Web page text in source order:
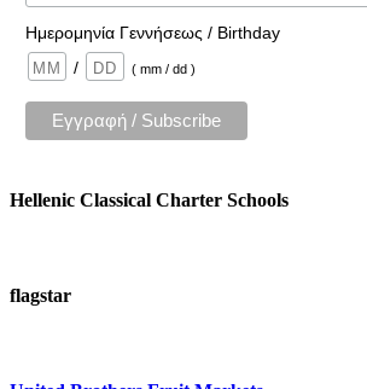
Ημερομηνία Γεννήσεως / Birthday
/
( mm / dd )
Hellenic Classical Charter Schools
flagstar